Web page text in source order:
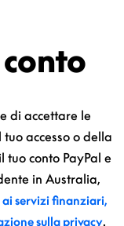
di accettare le
accesso o della
tuo conto PayPal e
in Australia,
servizi finanziari,
sulla privacy.